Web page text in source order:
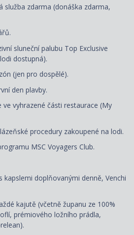
služba zdarma (donáška zdarma,
sluneční palubu Top Exclusive
dostupná).
(jen pro dospělé).
den plavby.
vyhrazené části restaurace (My
procedury zakoupené na lodi.
MSC Voyagers Club.
kapslemi doplňovanými denně, Venchi
kajutě (včetně županu ze 100%
prémiového ložního prádla,